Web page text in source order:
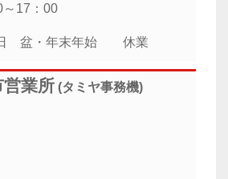
17：00
日 盆・年末年始 休業
業所 (タミヤ事務機)